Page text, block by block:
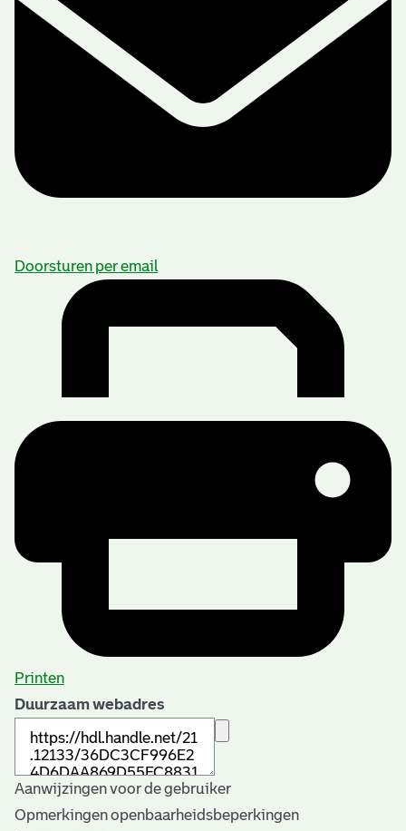
Doorsturen per email
Printen
Duurzaam webadres
Aanwijzingen voor de gebruiker
Opmerkingen openbaarheidsbeperkingen